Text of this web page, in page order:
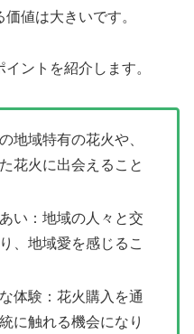
値は大きいです。
ントを紹介します。
地域特有の花火や、
花火に出会えること
い：地域の人々と交
、地域愛を感じるこ
体験：花火購入を通
に触れる機会になり